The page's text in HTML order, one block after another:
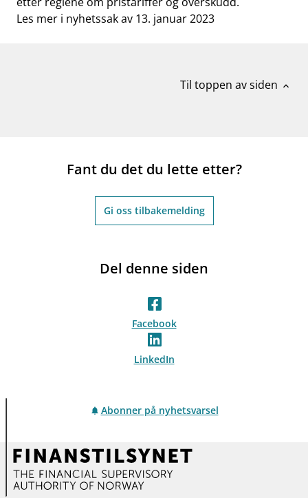
Les mer i nyhetssak av 13. januar 2023
Til toppen av siden expand_less
Fant du det du lette etter?
Gi oss tilbakemelding
Del denne siden
Facebook
LinkedIn
Abonner på nyhetsvarsel